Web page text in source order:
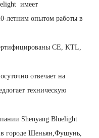
имеет
летним опытом работы в
CE, KTL,
отвечает на
техническую
Shenyang Bluelight
в городе Шеньян,Фушунь,